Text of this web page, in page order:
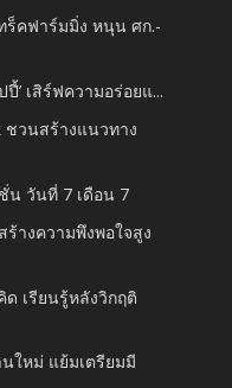
ร็คฟาร์มมิ่ง หนุน ศก.-
’ เสิร์ฟความอร่อยแ...
ชวนสร้างแนวทาง
น วันที่ 7 เดือน 7
ร้างความพึงพอใจสูง
ด เรียนรู้หลังวิกฤติ
ใหม่ แย้มเตรียมมี